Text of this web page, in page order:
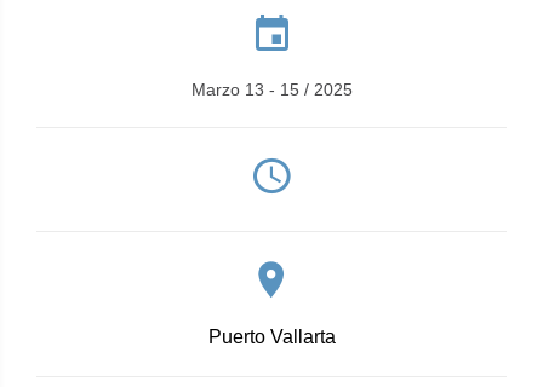
Marzo 13 - 15 / 2025
Puerto Vallarta